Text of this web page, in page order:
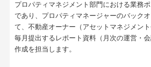
プロパティマネジメント部門における業務
であり、プロパティマネージャーのバック
て、不動産オーナー（アセットマネジメン
毎月提出するレポート資料（月次の運営・
作成を担当します。